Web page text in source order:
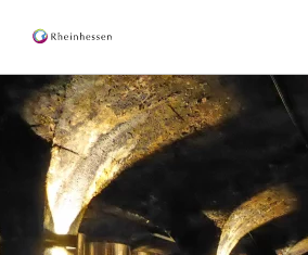
wine & culinary
sports & nature
culture & cities